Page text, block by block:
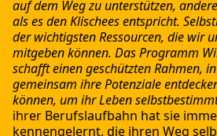
auf dem Weg zu unterstützen,
als es den Klischees entspricht.
der wichtigsten Ressourcen, die wir
mitgeben können. Das Programm
schafft einen geschützten Rahmen,
gemeinsam ihre Potenziale
können, um ihr Leben
ihrer Berufslaufbahn hat sie
kennengelernt, die ihren Weg